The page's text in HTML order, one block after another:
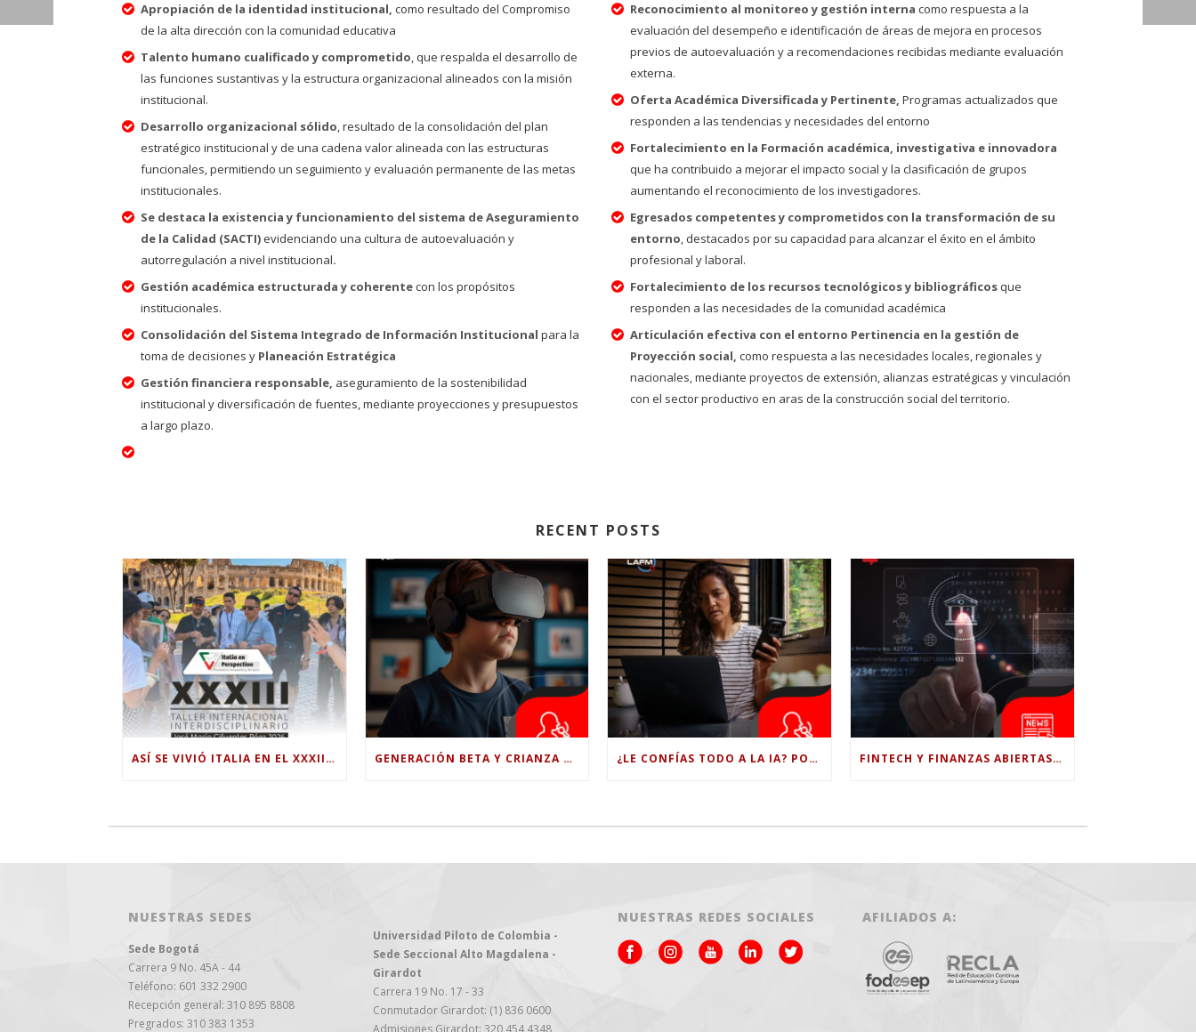
Apropiación de la identidad institucional, como resultado del Compromiso
de la alta dirección con la comunidad educativa
Talento humano cualificado y comprometido, que respalda el desarrollo de
las funciones sustantivas y la estructura organizacional alineados con la misión
institucional.
Desarrollo organizacional sólido, resultado de la consolidación del plan
estratégico institucional y de una cadena valor alineada con las estructuras
funcionales, permitiendo un seguimiento y evaluación permanente de las metas
institucionales.
Se destaca la existencia y funcionamiento del sistema de Aseguramiento
de la Calidad (SACTI)evidenciando una cultura de autoevaluación y
autorregulación a nivel institucional.
Gestión académica estructurada y coherentecon los propósitos
institucionales.
Consolidación del Sistema Integrado de Información Institucional para la
toma de decisiones y Planeación Estratégica
Gestión financiera responsable, aseguramiento de la sostenibilidad
institucional y diversificación de fuentes, mediante proyecciones y presupuestos
a largo plazo.
Reconocimiento al monitoreo y gestión interna como respuesta a la
evaluación del desempeño e identificación de áreas de mejora en procesos
previos de autoevaluación y a recomendaciones recibidas mediante evaluación
externa.
Oferta Académica Diversificada y Pertinente, Programas actualizados que
responden a las tendencias y necesidades del entorno
Fortalecimiento en la Formación académica, investigativa e innovadora
que ha contribuido a mejorar el impacto social y la clasificación de grupos
aumentando el reconocimiento de los investigadores.
Egresados competentes y comprometidos con la transformación de su
entorno, destacados por su capacidad para alcanzar el éxito en el ámbito
profesional y laboral.
Fortalecimiento de los recursos tecnológicos y bibliográficosque
responden a las necesidades de la comunidad académica
Articulación efectiva con el entorno Pertinencia en la gestión de
Proyección social, como respuesta a las necesidades locales, regionales y
nacionales, mediante proyectos de extensión, alianzas estratégicas y vinculación
con el sector productivo en aras de la construcción social del territorio.
RECENT POSTS
ASÍ SE VIVIÓ ITALIA EN EL XXXIII TALLER INTERNACIONAL INTERDISCIPLINAR GENERACIÓN BETA Y CRIANZA DIGITAL: LOS RETOS DE CRIAR HIJOS EN LA ERA DE LA INTELIGENCIA ARTIFICIAL ¿LE CONFÍAS TODO A LA IA? POR QUÉ LA PSICÓLOGA DICE QUE ESO PUEDE COSTARTE TUS PROPIAS HABILIDADES FINTECH Y FINANZAS ABIERTAS: RETOS PARA EL NUEVO GOBIERNO COLOMBIANO
NUESTRAS SEDES
Sede Bogotá
Carrera 9 No. 45A - 44
Teléfono: 601 332 2900
Recepción general: 310 895 8808
Pregrados: 310 383 1353
Universidad Piloto de Colombia -
Sede Seccional Alto Magdalena -
Girardot
Carrera 19 No. 17 - 33
Conmutador Girardot: (1) 836 0600
NUESTRAS REDES SOCIALES AFILIADOS A: